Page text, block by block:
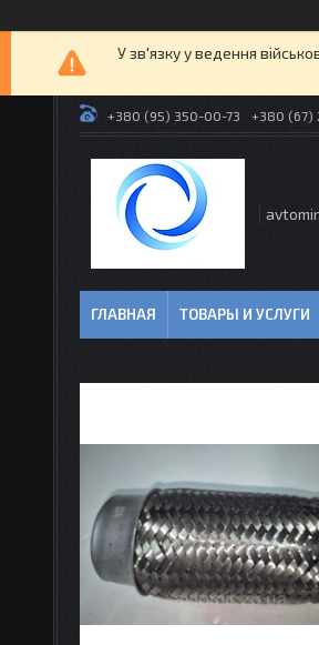
У зв'язку у ведення
+380 (95) 350-00-73 +380 (67)
ГЛАВНАЯ ТОВАРЫ И УСЛУГИ